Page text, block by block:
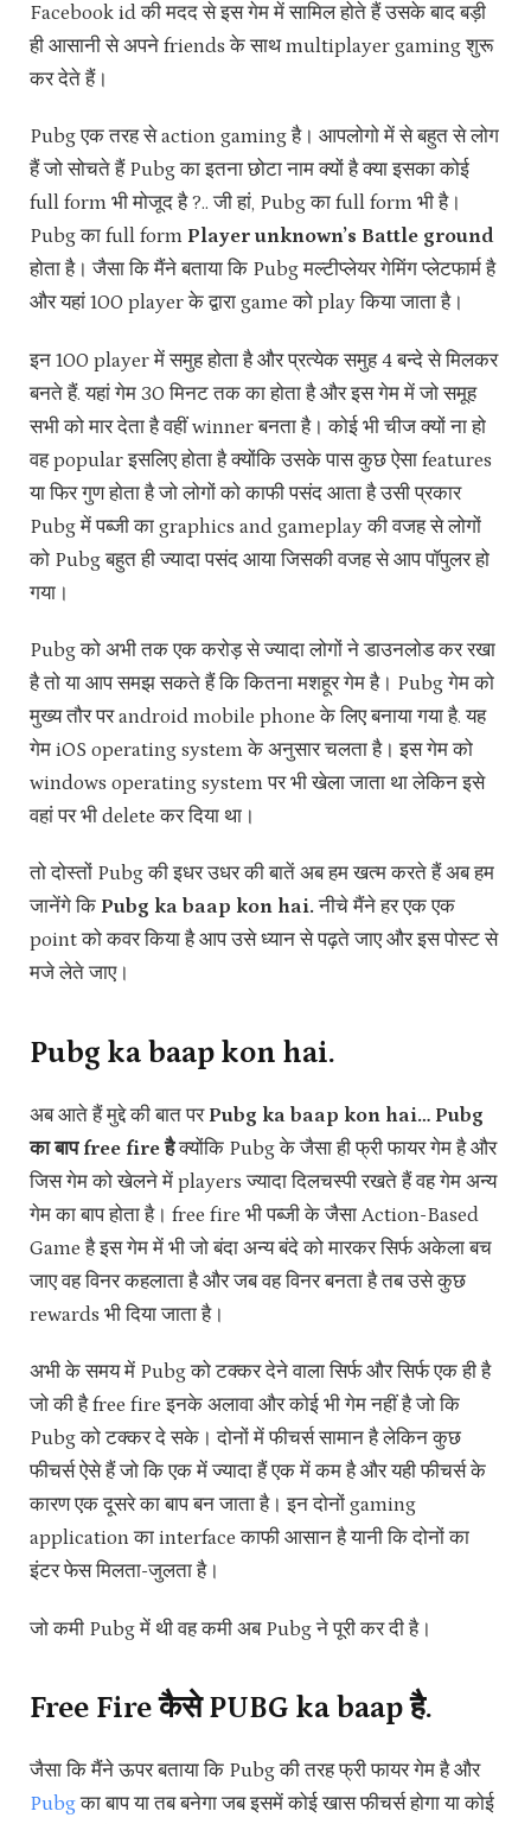
Facebook id की मदद से इस गेम में सामिल होते हैं उसके बाद बड़ी
ही आसानी से अपने friends के साथ multiplayer gaming शुरू
कर देते हैं।
Pubg एक तरह से action gaming है। आपलोगो में से बहुत से लोग
हैं जो सोचते हैं Pubg का इतना छोटा नाम क्यों है क्या इसका कोई
full form भी मोजूद है ?.. जी हां, Pubg का full form भी है।
Pubg का full form Player unknown’s Battle ground
होता है। जैसा कि मैंने बताया कि Pubg मल्टीप्लेयर गेमिंग प्लेटफार्म है
और यहां 100 player के द्वारा game को play किया जाता है।
इन 100 player में समुह होता है और प्रत्येक समुह 4 बन्दे से मिलकर
बनते हैं. यहां गेम 30 मिनट तक का होता है और इस गेम में जो समूह
सभी को मार देता है वहीं winner बनता है। कोई भी चीज क्यों ना हो
वह popular इसलिए होता है क्योंकि उसके पास कुछ ऐसा features
या फिर गुण होता है जो लोगों को काफी पसंद आता है उसी प्रकार
Pubg में पब्जी का graphics and gameplay की वजह से लोगों
को Pubg बहुत ही ज्यादा पसंद आया जिसकी वजह से आप पॉपुलर हो
गया।
Pubg को अभी तक एक करोड़ से ज्यादा लोगों ने डाउनलोड कर रखा
है तो या आप समझ सकते हैं कि कितना मशहूर गेम है। Pubg गेम को
मुख्य तौर पर android mobile phone के लिए बनाया गया है. यह
गेम iOS operating system के अनुसार चलता है। इस गेम को
windows operating system पर भी खेला जाता था लेकिन इसे
वहां पर भी delete कर दिया था।
तो दोस्तों Pubg की इधर उधर की बातें अब हम खत्म करते हैं अब हम
जानेंगे कि Pubg ka baap kon hai.नीचे मैंने हर एक एक
point को कवर किया है आप उसे ध्यान से पढ़ते जाए और इस पोस्ट से
मजे लेते जाए।
Pubg ka baap kon hai.
अब आते हैं मुद्दे की बात पर Pubg ka baap kon hai… Pubg
का बाप free fire हैक्योंकि Pubg के जैसा ही फ्री फायर गेम है और
जिस गेम को खेलने में players ज्यादा दिलचस्पी रखते हैं वह गेम अन्य
गेम का बाप होता है। free fire भी पब्जी के जैसा Action-Based
Game है इस गेम में भी जो बंदा अन्य बंदे को मारकर सिर्फ अकेला बच
जाए वह विनर कहलाता है और जब वह विनर बनता है तब उसे कुछ
rewards भी दिया जाता है।
अभी के समय में Pubg को टक्कर देने वाला सिर्फ और सिर्फ एक ही है
जो की है free fire इनके अलावा और कोई भी गेम नहीं है जो कि
Pubg को टक्कर दे सके। दोनों में फीचर्स सामान है लेकिन कुछ
फीचर्स ऐसे हैं जो कि एक में ज्यादा हैं एक में कम है और यही फीचर्स के
कारण एक दूसरे का बाप बन जाता है। इन दोनों gaming
application का interface काफी आसान है यानी कि दोनों का
इंटर फेस मिलता-जुलता है।
जो कमी Pubg में थी वह कमी अब Pubg ने पूरी कर दी है।
Free Fire कैसे PUBG ka baap है.
जैसा कि मैंने ऊपर बताया कि Pubg की तरह फ्री फायर गेम है और
Pubgका बाप या तब बनेगा जब इसमें कोई खास फीचर्स होगा या कोई